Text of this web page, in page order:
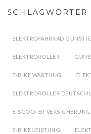
SCHLAGWÖRTER
ELEKTROFAHRRAD GÜNSTIG
ELEKTROROLLER
E-BIKE WARTUNG
ELEKTROROLLER
E-SCOOTER VERSICHERUNG
E-BIKE LEISTUNG